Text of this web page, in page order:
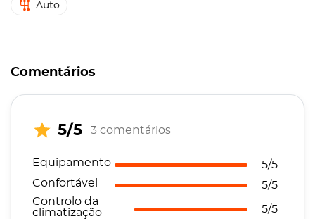
Auto
Comentários
5/5 3 comentários
Equipamento
5/5
Confortável
5/5
Controlo da
climatização
5/5